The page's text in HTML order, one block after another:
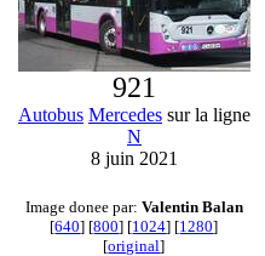
921
Autobus Mercedes sur la ligne
N
8 juin 2021
Image donee par: Valentin Balan
[640] [800] [1024] [1280]
[original]